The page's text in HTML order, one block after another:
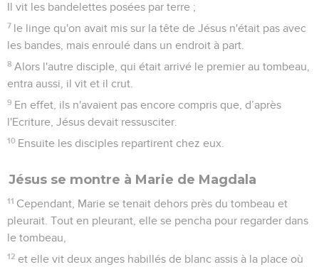
Il vit les bandelettes posées par terre ;
7 le linge qu'on avait mis sur la tête de Jésus n'était pas avec
les bandes, mais enroulé dans un endroit à part.
8 Alors l'autre disciple, qui était arrivé le premier au tombeau,
entra aussi, il vit et il crut.
9 En effet, ils n'avaient pas encore compris que, d’après
l'Ecriture, Jésus devait ressusciter.
10 Ensuite les disciples repartirent chez eux.
Jésus se montre à Marie de Magdala
11 Cependant, Marie se tenait dehors près du tombeau et
pleurait. Tout en pleurant, elle se pencha pour regarder dans
le tombeau,
12 et elle vit deux anges habillés de blanc assis à la place où